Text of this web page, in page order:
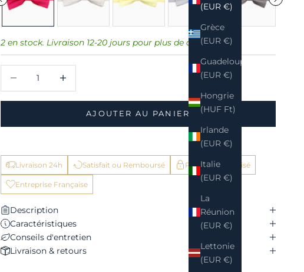
(EUR €)
Grèce
(EUR €)
Guadeloupe
(EUR €)
Hongrie
(HUF Ft)
Irlande
(EUR €)
Italie
(EUR €)
La
Réunion
(EUR €)
Lettonie
(EUR €)
2 en stock. Livraison 12-20 jours pour plus de quantités.
AJOUTER AU PANIER
Livraison 24h Satisfait ou Remboursé Paiement sécurisé
Entreprise Française
Description
Caractéristiques
Conseils d'entretien
Livraison & retours